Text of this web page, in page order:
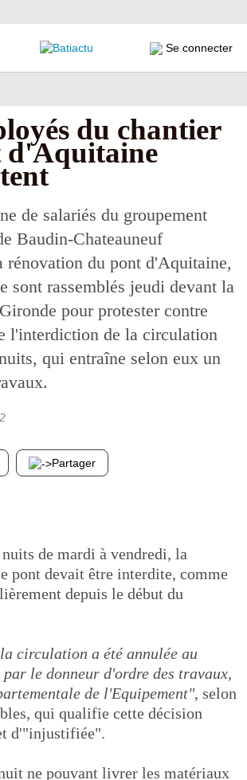
Se connecter
du chantier
d'Aquitaine
de salariés du groupement
Baudin-Chateauneuf
rénovation du pont d'Aquitaine,
sont rassemblés jeudi devant la
pour protester contre
l'interdiction de la circulation
qui entraîne selon eux un
Partager
de mardi à vendredi, la
pont devait être interdite, comme
depuis le début du
circulation a été annulée au
le donneur d'ordre des travaux,
de l'Equipement", selon
qui qualifie cette décision
d'"injustifiée".
ne pouvant livrer les matériaux